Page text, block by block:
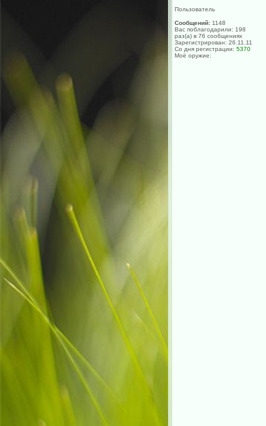
Пользователь
Сообщений: 1148
Вас поблагодарили: 198
раз(а) в 76 сообщениях
Зарегистрирован: 26.11.11
Со дня регистрации: 5370
Моё оружие: